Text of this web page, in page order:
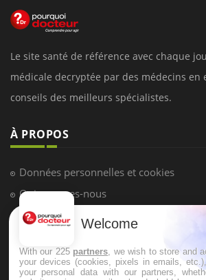
Le site santé de référence avec chaque
médicale decryptée par des médecins en
conseils des meilleurs spécialistes.
À PROPOS
Données personnelles et cookies
Qui sommes-nous
Conditions d'utilisation
Mentions Légales
Welcome
With our 225 partners , we wish to store and
your devices (cookies, pixels in emails,
your personal data with our partners,